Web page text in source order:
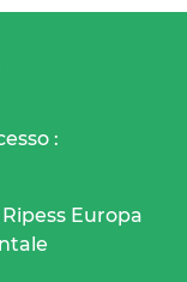
:
Europa